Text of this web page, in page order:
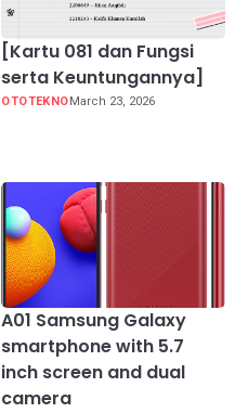
[Kartu 081 dan Fungsi
serta Keuntungannya]
OTOTEKNO March 23, 2026
A01 Samsung Galaxy
smartphone with 5.7
inch screen and dual
camera